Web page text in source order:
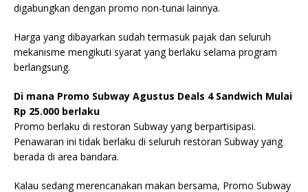
digabungkan dengan promo non-tunai lainnya.
Harga yang dibayarkan sudah termasuk pajak dan seluruh
mekanisme mengikuti syarat yang berlaku selama program
berlangsung.
Di mana Promo Subway Agustus Deals 4 Sandwich Mulai
Rp 25.000 berlaku
Promo berlaku di restoran Subway yang berpartisipasi.
Penawaran ini tidak berlaku di seluruh restoran Subway yang
berada di area bandara.
Kalau sedang merencanakan makan bersama, Promo Subway